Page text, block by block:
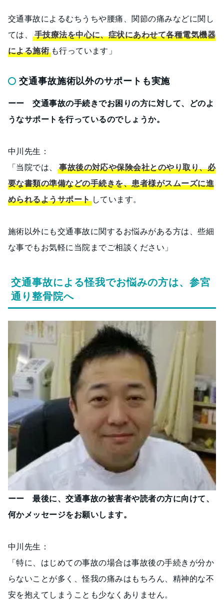
交通事故によるむちうちや腰痛、関節の痛みなどに関し
ては、手技療法を中心に、症状にあわせて各種電気機器
による施術も行っています」
交通事故施術以外のサポートも実施
ーー 交通事故の手続きでお困りの方に対して、どのよ
うなサポートを行っているのでしょうか。
中川先生：
「当院では、
事故後の対応や保険会社とのやり取り、必
要な書類の準備などの手続きを、患者様がスムーズに進
められるようサポート しています。
施術以外にも交通事故に関するお悩みがある方は、些細
な事でもお気軽に当院までご相談ください」
交通事故による怪我でお悩みの方は、参宮
通り整骨院へ
ーー 最後に、交通事故の被害者や読者の方に向けて、
何かメッセージをお願いします。
中川先生：
「特に、はじめての事故の場合は事故後の手続きが分か
らないことが多く、怪我の痛みはもちろん、精神的な不
安を抱えてしまうことも少なくありません。